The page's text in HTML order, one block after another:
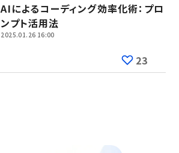
AIによるコーディング効率化術：プロ
ンプト活用法
2025.01.26 16:00
23